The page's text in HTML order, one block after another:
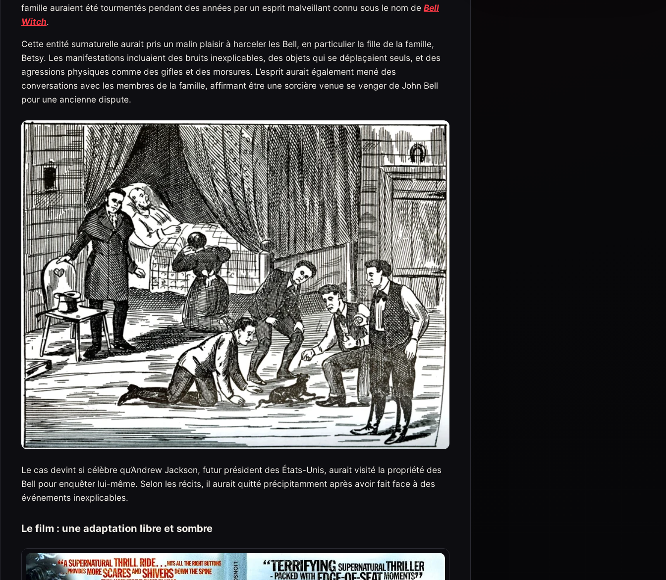
famille auraient été tourmentés pendant des années par un esprit malveillant connu sous le nom de Bell
Witch.
Cette entité surnaturelle aurait pris un malin plaisir à harceler les Bell, en particulier la fille de la famille,
Betsy. Les manifestations incluaient des bruits inexplicables, des objets qui se déplaçaient seuls, et des
agressions physiques comme des gifles et des morsures. L’esprit aurait également mené des
conversations avec les membres de la famille, affirmant être une sorcière venue se venger de John Bell
pour une ancienne dispute.
Le cas devint si célèbre qu’Andrew Jackson, futur président des États-Unis, aurait visité la propriété des
Bell pour enquêter lui-même. Selon les récits, il aurait quitté précipitamment après avoir fait face à des
événements inexplicables.
Le film : une adaptation libre et sombre